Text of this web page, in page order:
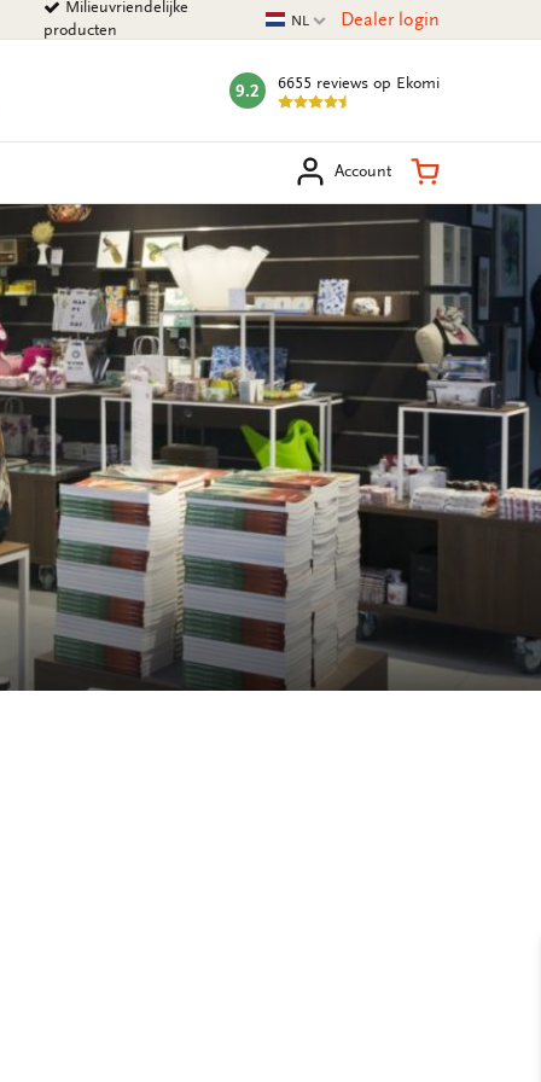
Milieuvriendelijke
producten
Huidige taal
NL Dealer login
mark:
9.2 6655 reviews op Ekomi
Account Winkelmand